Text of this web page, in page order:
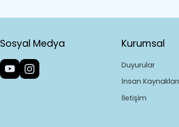
Sosyal Medya Kurumsal
Duyurular
İnsan Kaynakları
İletişim